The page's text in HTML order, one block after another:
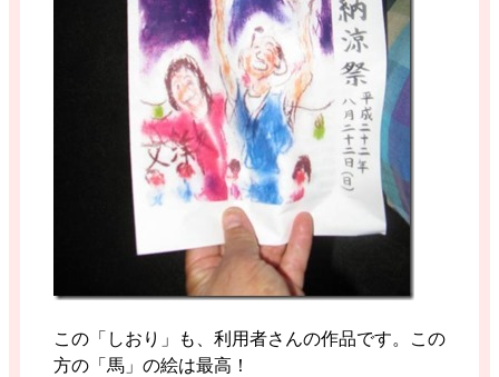
この「しおり」も、利用者さんの作品です。この
方の「馬」の絵は最高！